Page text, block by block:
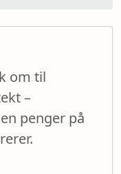
om til
–
penger på